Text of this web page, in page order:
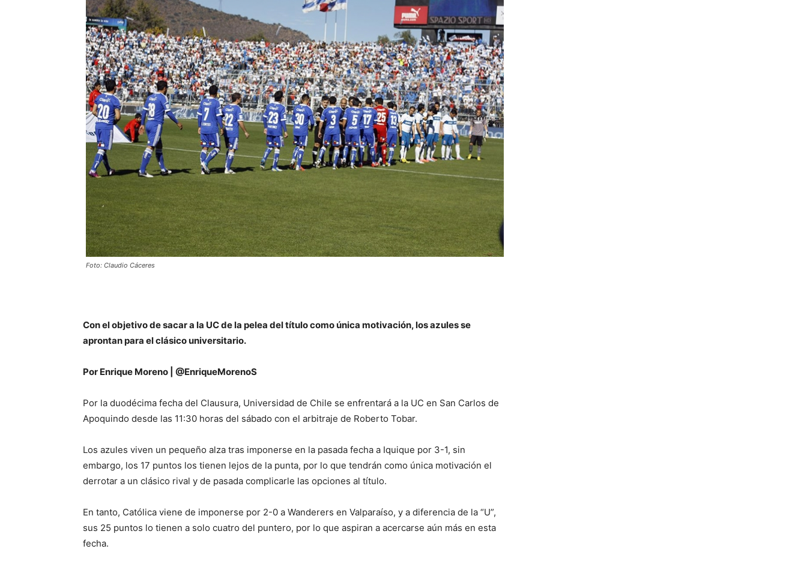
Foto: Claudio Cáceres
Con el objetivo de sacar a la UC de la pelea del título como única motivación, los azules se
aprontan para el clásico universitario.
Por Enrique Moreno | @EnriqueMorenoS
Por la duodécima fecha del Clausura, Universidad de Chile se enfrentará a la UC en San Carlos de
Apoquindo desde las 11:30 horas del sábado con el arbitraje de Roberto Tobar.
Los azules viven un pequeño alza tras imponerse en la pasada fecha a Iquique por 3-1, sin
embargo, los 17 puntos los tienen lejos de la punta, por lo que tendrán como única motivación el
derrotar a un clásico rival y de pasada complicarle las opciones al título.
En tanto, Católica viene de imponerse por 2-0 a Wanderers en Valparaíso, y a diferencia de la “U”,
sus 25 puntos lo tienen a solo cuatro del puntero, por lo que aspiran a acercarse aún más en esta
fecha.